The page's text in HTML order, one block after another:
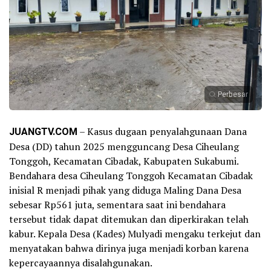
Perbesar
JUANGTV.COM – Kasus dugaan penyalahgunaan Dana
Desa (DD) tahun 2025 mengguncang Desa Ciheulang
Tonggoh, Kecamatan Cibadak, Kabupaten Sukabumi.
Bendahara desa Ciheulang Tonggoh Kecamatan Cibadak
inisial R menjadi pihak yang diduga Maling Dana Desa
sebesar Rp561 juta, sementara saat ini bendahara
tersebut tidak dapat ditemukan dan diperkirakan telah
kabur. Kepala Desa (Kades) Mulyadi mengaku terkejut dan
menyatakan bahwa dirinya juga menjadi korban karena
kepercayaannya disalahgunakan.